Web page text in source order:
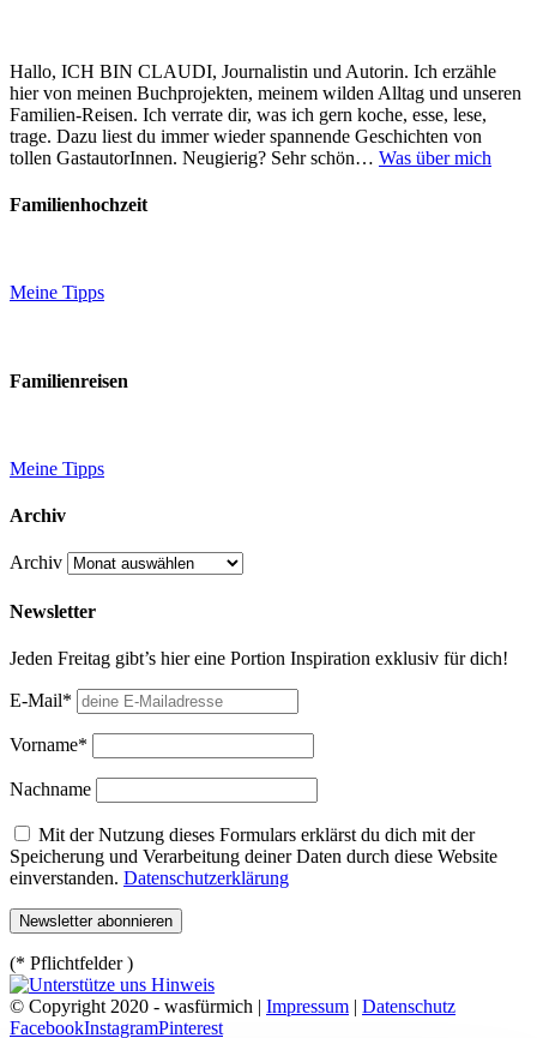
Hallo, ICH BIN CLAUDI, Journalistin und Autorin. Ich erzähle
hier von meinen Buchprojekten, meinem wilden Alltag und unseren
Familien-Reisen. Ich verrate dir, was ich gern koche, esse, lese,
trage. Dazu liest du immer wieder spannende Geschichten von
tollen GastautorInnen. Neugierig? Sehr schön… Was über mich
Familienhochzeit
Meine Tipps
Familienreisen
Meine Tipps
Archiv
Archiv
Newsletter
Jeden Freitag gibt’s hier eine Portion Inspiration exklusiv für dich!
E-Mail*
Vorname*
Nachname
Mit der Nutzung dieses Formulars erklärst du dich mit der
Speicherung und Verarbeitung deiner Daten durch diese Website
einverstanden. Datenschutzerklärung
(* Pflichtfelder )
© Copyright 2020 - wasfürmich | Impressum | Datenschutz
FacebookInstagramPinterest